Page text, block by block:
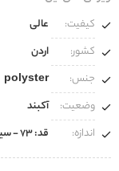
کیفیت:
عالی
کشور:
اردن
جنس:
polyster
وضعیت:
آکبند
اندازه:
قد: 73 - سینه: 54 - کمر: 54